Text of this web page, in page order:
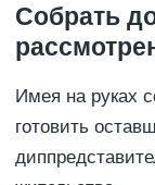
Собрать
Имея на руках
готовить